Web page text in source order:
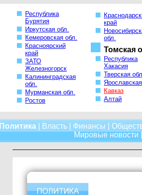
Республика
Бурятия
Иркутская обл.
Кемеровская обл.
Красноярский
край
ЗАТО
Железногорск
Калининградская
обл.
Мурманская обл.
Ростов
край
обл.
Томская
Республика
Хакасия
Тверская
Кавказ
Алтай
Политика| Власть| Финансы
Мировые новости